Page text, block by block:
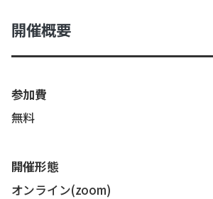
開催概要
参加費
無料
開催形態
オンライン(zoom)